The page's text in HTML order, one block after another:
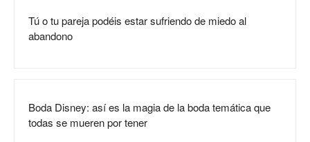
Tú o tu pareja podéis estar sufriendo de miedo al
abandono
Boda Disney: así es la magia de la boda temática que
todas se mueren por tener